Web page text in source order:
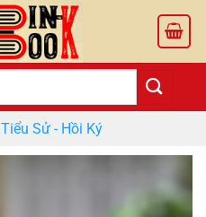
Tiểu Sử - Hồi Ký